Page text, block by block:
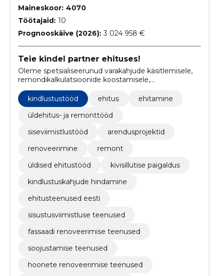
Maineskoor: 4070
Töötajaid: 10
Prognooskäive (2026): 3 024 958 €
Teie kindel partner ehituses!
Oleme spetsialiseerunud varakahjude käsitlemisele,
remondikalkulatsioonide koostamisele,
kindlustustööd
ehitus
ehitamine
üldehitus- ja remonttööd
siseviimistlustööd
arendusprojektid
renoveerimine
remont
üldised ehitustööd
kivisillutise paigaldus
kindlustuskahjude hindamine
ehitusteenused eesti
sisustusviimistluse teenused
fassaadi renoveerimise teenused
soojustamise teenused
hoonete renoveerimise teenused